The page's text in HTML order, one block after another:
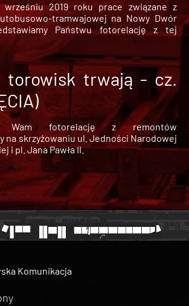
wrześniu 2019 roku prace związane z
tramwajowej na Nowy Dwór
Państwu fotorelację z tej
torowisk trwają - cz.
Wam fotorelację z remontów
na skrzyżowaniu ul. Jedności Narodowej
i pl. Jana Pawła II.
Komunikacja